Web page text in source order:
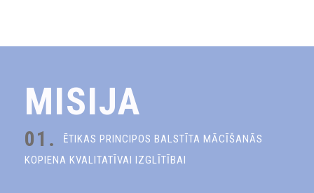
MISIJA
01.
ĒTIKAS PRINCIPOS BALSTĪTA MĀCĪŠANĀS
KOPIENA KVALITATĪVAI IZGLĪTĪBAI